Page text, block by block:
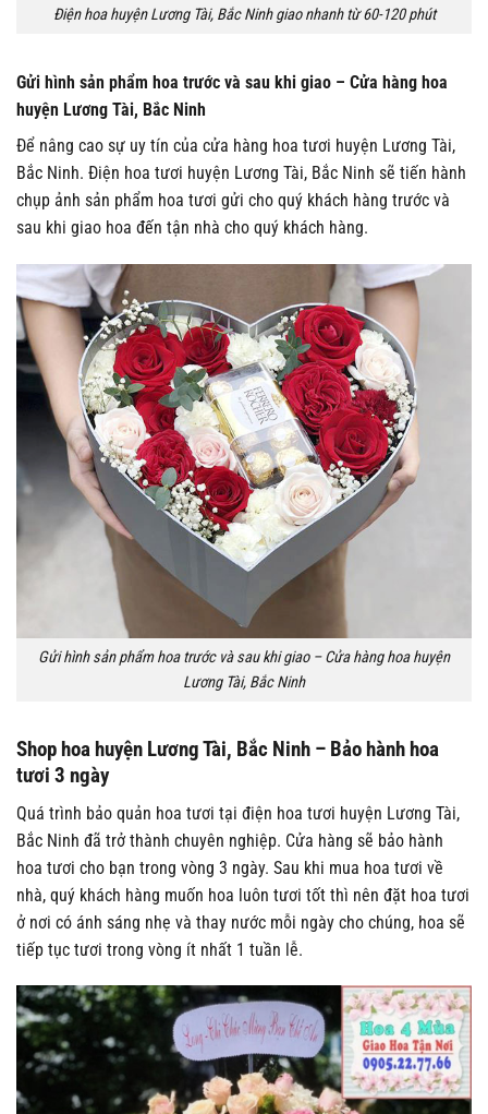
Điện hoa huyện Lương Tài, Bắc Ninh giao nhanh từ 60-120 phút
Gửi hình sản phẩm hoa trước và sau khi giao – Cửa hàng hoa
huyện Lương Tài, Bắc Ninh
Để nâng cao sự uy tín của cửa hàng hoa tươi huyện Lương Tài,
Bắc Ninh. Điện hoa tươi huyện Lương Tài, Bắc Ninh sẽ tiến hành
chụp ảnh sản phẩm hoa tươi gửi cho quý khách hàng trước và
sau khi giao hoa đến tận nhà cho quý khách hàng.
Gửi hình sản phẩm hoa trước và sau khi giao – Cửa hàng hoa huyện
Lương Tài, Bắc Ninh
Shop hoa huyện Lương Tài, Bắc Ninh – Bảo hành hoa
tươi 3 ngày
Quá trình bảo quản hoa tươi tại điện hoa tươi huyện Lương Tài,
Bắc Ninh đã trở thành chuyên nghiệp. Cửa hàng sẽ bảo hành
hoa tươi cho bạn trong vòng 3 ngày. Sau khi mua hoa tươi về
nhà, quý khách hàng muốn hoa luôn tươi tốt thì nên đặt hoa tươi
ở nơi có ánh sáng nhẹ và thay nước mỗi ngày cho chúng, hoa sẽ
tiếp tục tươi trong vòng ít nhất 1 tuần lễ.